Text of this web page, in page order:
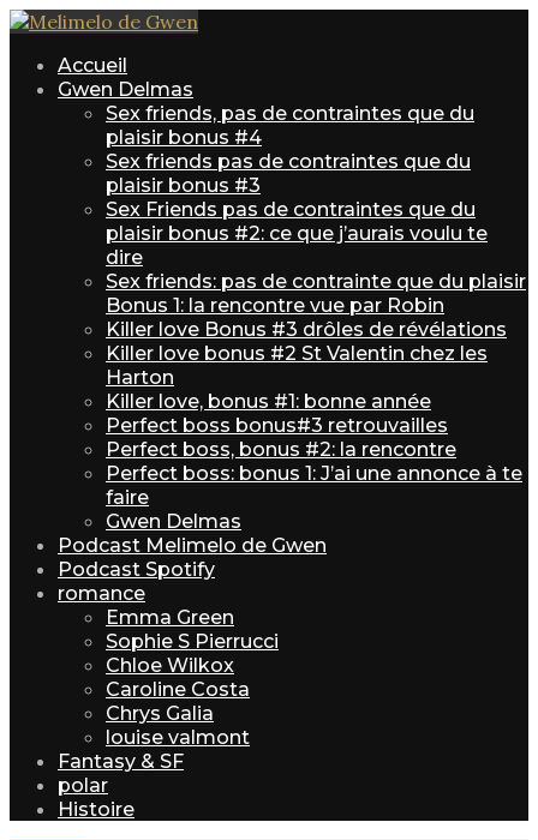
Accueil
Gwen Delmas
Sex friends, pas de contraintes que du
plaisir bonus #4
Sex friends pas de contraintes que du
plaisir bonus #3
Sex Friends pas de contraintes que du
plaisir bonus #2: ce que j’aurais voulu te
dire
Sex friends: pas de contrainte que du plaisir
Bonus 1: la rencontre vue par Robin
Killer love Bonus #3 drôles de révélations
Killer love bonus #2 St Valentin chez les
Harton
Killer love, bonus #1: bonne année
Perfect boss bonus#3 retrouvailles
Perfect boss, bonus #2: la rencontre
Perfect boss: bonus 1: J’ai une annonce à te
faire
Gwen Delmas
Podcast Melimelo de Gwen
Podcast Spotify
romance
Emma Green
Sophie S Pierrucci
Chloe Wilkox
Caroline Costa
Chrys Galia
louise valmont
Fantasy & SF
polar
Histoire